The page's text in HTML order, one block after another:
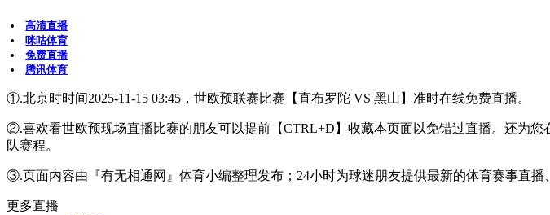
高清直播
咪咕体育
免费直播
腾讯体育
①.北京时时间2025-11-15 03:45，世欧预联赛比赛【直布罗陀 VS 黑山】准时在线免费直播。
②.喜欢看世欧预现场直播比赛的朋友可以提前【CTRL+D】收藏本页面以免错过直播。还为
队赛程。
③.页面内容由『有无相通网』体育小编整理发布；24小时为球迷朋友提供最新的体育赛事直播
更多直播